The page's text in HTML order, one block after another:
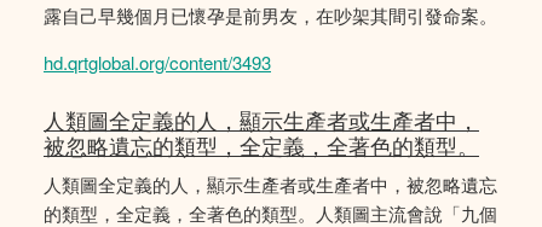
露自己早幾個月已懷孕是前男友，在吵架其間引發命案。
hd.qrtglobal.org/content/3493
人類圖全定義的人，顯示生產者或生產者中，
被忽略遺忘的類型，全定義，全著色的類型。
人類圖全定義的人，顯示生產者或生產者中，被忽略遺忘
的類型，全定義，全著色的類型。人類圖主流會說「九個